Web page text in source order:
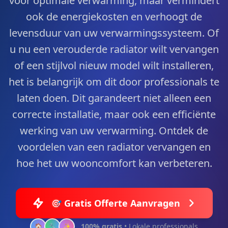
ook de energiekosten en verhoogt de
levensduur van uw verwarmingssysteem. Of
u nu een verouderde radiator wilt vervangen
of een stijlvol nieuw model wilt installeren,
het is belangrijk om dit door professionals te
laten doen. Dit garandeert niet alleen een
correcte installatie, maar ook een efficiënte
werking van uw verwarming. Ontdek de
voordelen van een radiator vervangen en
hoe het uw wooncomfort kan verbeteren.
🎯 Gratis Offerte Aanvragen
🏠 🔧 ✨